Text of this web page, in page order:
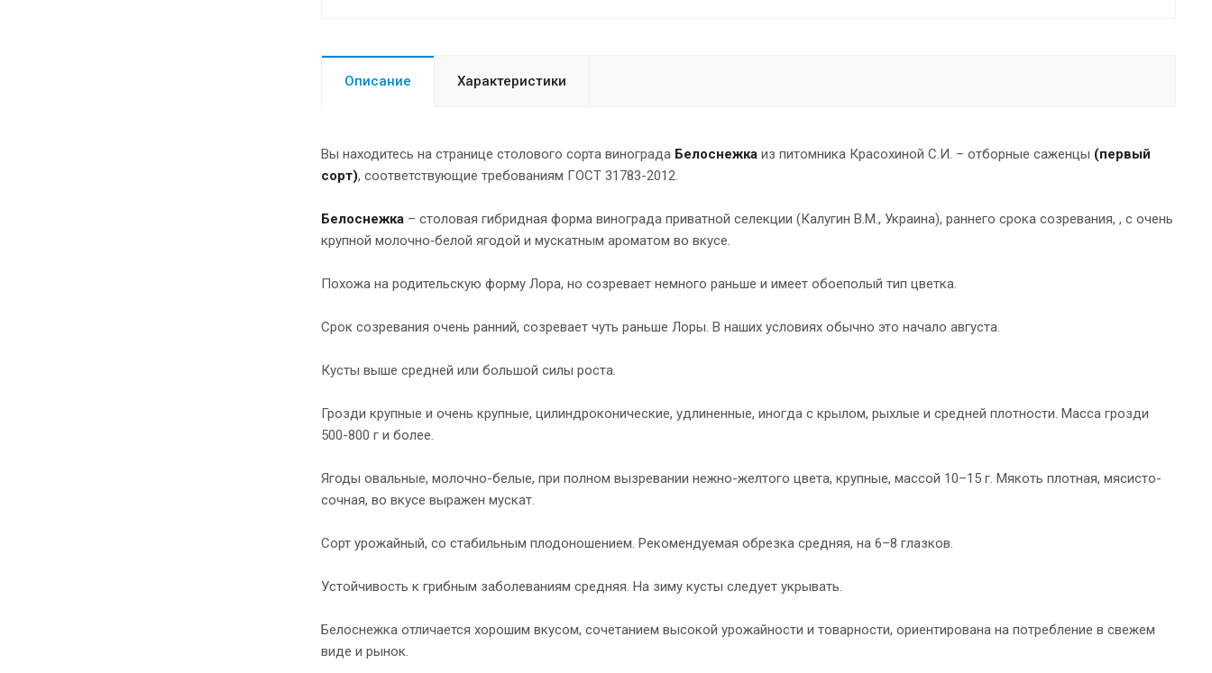
Описание Характеристики
Вы находитесь на странице столового сорта винограда Белоснежка из питомника Красохиной С.И. – отборные саженцы (первый
сорт), соответствующие требованиям ГОСТ 31783-2012.
Белоснежка – столовая гибридная форма винограда приватной селекции (Калугин В.М., Украина), раннего срока созревания, , с очень
крупной молочно‑белой ягодой и мускатным ароматом во вкусе.
Похожа на родительскую форму Лора, но созревает немного раньше и имеет обоеполый тип цветка.
Срок созревания очень ранний, созревает чуть раньше Лоры. В наших условиях обычно это начало августа.
Кусты выше средней или большой силы роста.
Грозди крупные и очень крупные, цилиндроконические, удлиненные, иногда с крылом, рыхлые и средней плотности. Масса грозди
500-800 г и более.
Ягоды овальные, молочно-белые, при полном вызревании нежно-желтого цвета, крупные, массой 10–15 г. Мякоть плотная, мясисто-
сочная, во вкусе выражен мускат.
Сорт урожайный, со стабильным плодоношением. Рекомендуемая обрезка средняя, на 6–8 глазков.
Устойчивость к грибным заболеваниям средняя. На зиму кусты следует укрывать.
Белоснежка отличается хорошим вкусом, сочетанием высокой урожайности и товарности, ориентирована на потребление в свежем
виде и рынок.